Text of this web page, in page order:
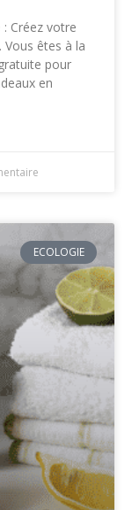
Créez votre
êtes à la
pour
en
ECOLOGIE